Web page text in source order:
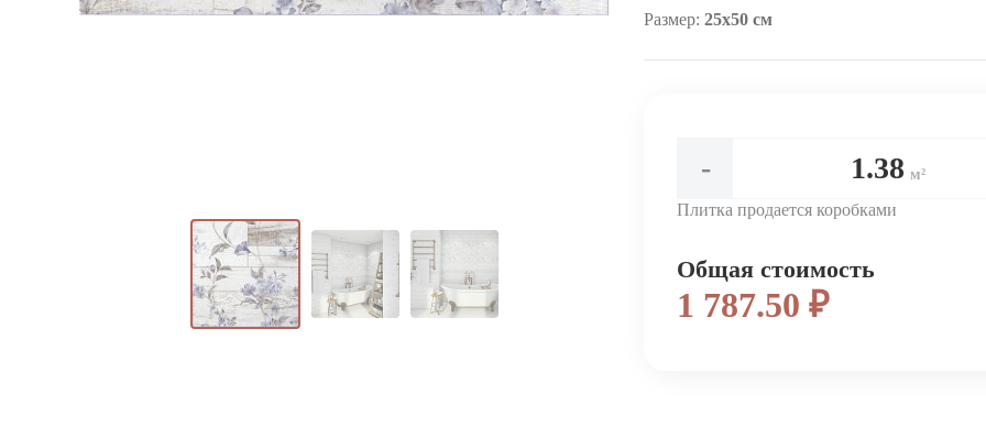
Размер:25x50 см
- м²
Плитка продается коробками
Общая стоимость
1 787.50 ₽